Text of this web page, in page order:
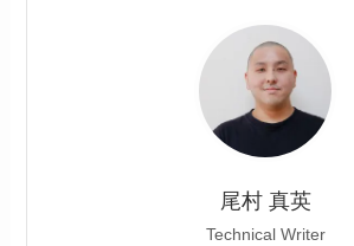
尾村 真英
Technical Writer